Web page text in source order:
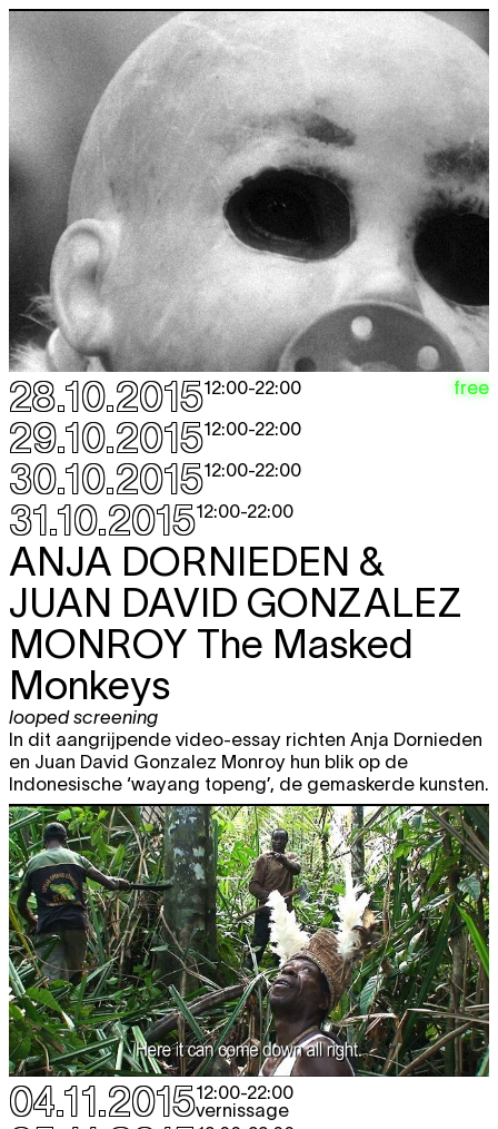
28.10.201512:00-22:00
29.10.201512:00-22:00
30.10.201512:00-22:00
31.10.201512:00-22:00
free
ANJA DORNIEDEN &
JUAN DAVID GONZALEZ
MONROY The Masked
Monkeys
looped screening
In dit aangrijpende video-essay richten Anja Dornieden
en Juan David Gonzalez Monroy hun blik op de
Indonesische ‘wayang topeng’, de gemaskerde kunsten.
04.11.201512:00-22:00
vernissage